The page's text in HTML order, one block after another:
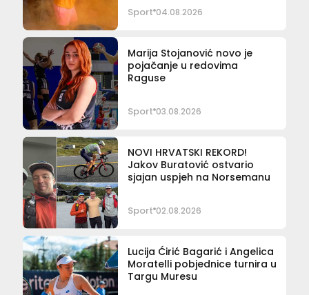
Sport 04.08.2026
Marija Stojanović novo je
pojačanje u redovima
Raguse
Sport 03.08.2026
NOVI HRVATSKI REKORD!
Jakov Buratović ostvario
sjajan uspjeh na Norsemanu
Sport 02.08.2026
Lucija Ćirić Bagarić i Angelica
Moratelli pobjednice turnira u
Targu Muresu